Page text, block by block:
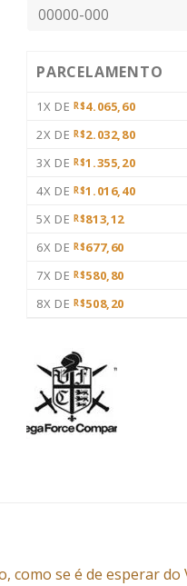
PARCELAMENTO
1X DE R$4.065,60
2X DE R$2.032,80
3X DE R$1.355,20
4X DE R$1.016,40
5X DE R$813,12
6X DE R$677,60
7X DE R$580,80
8X DE R$508,20
como se é de esperar do